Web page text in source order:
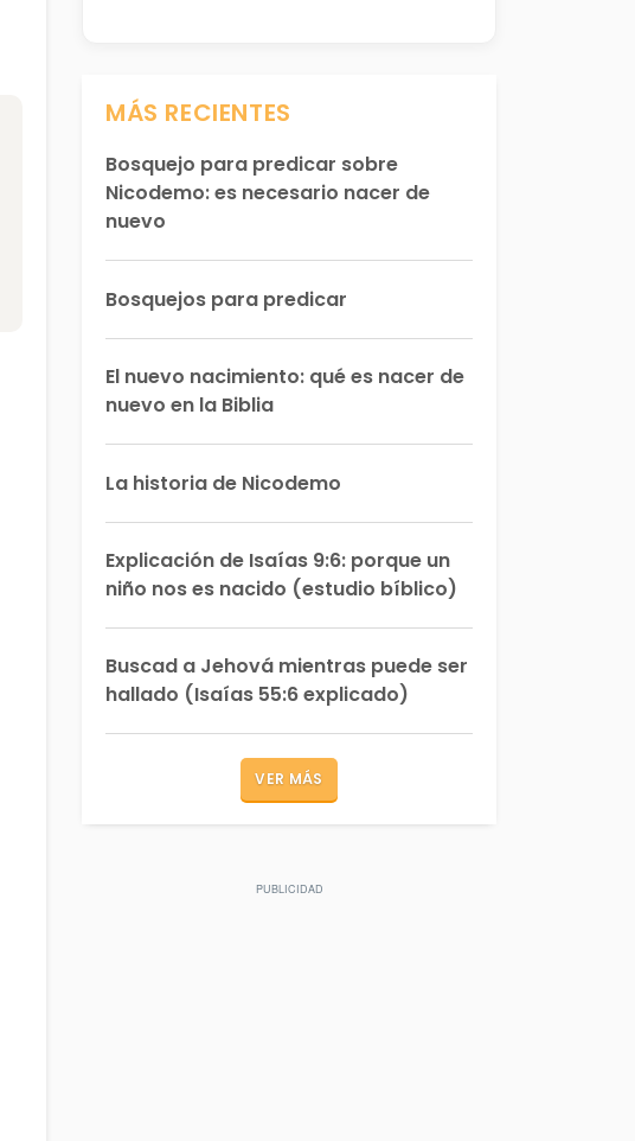
MÁS RECIENTES
Bosquejo para predicar sobre
Nicodemo: es necesario nacer de
nuevo
Bosquejos para predicar
El nuevo nacimiento: qué es nacer de
nuevo en la Biblia
La historia de Nicodemo
Explicación de Isaías 9:6: porque un
niño nos es nacido (estudio bíblico)
Buscad a Jehová mientras puede ser
hallado (Isaías 55:6 explicado)
VER MÁS